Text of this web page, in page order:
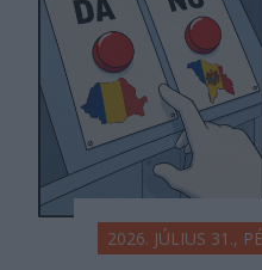
2026. JÚLIUS 31.,